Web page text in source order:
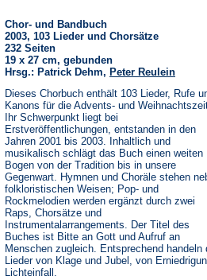
Chor- und Bandbuch
2003, 103 Lieder und Chorsätze
232 Seiten
19 x 27 cm, gebunden
Hrsg.: Patrick Dehm, Peter Reulein
Dieses Chorbuch enthält 103 Lieder, Rufe
Kanons für die Advents- und
Ihr Schwerpunkt liegt bei
Erstveröffentlichungen, entstanden in den
Jahren 2001 bis 2003. Inhaltlich und
musikalisch schlägt das Buch einen weiten
Bogen von der Tradition bis in unsere
Gegenwart. Hymnen und Choräle stehen
folkloristischen Weisen; Pop- und
Rockmelodien werden ergänzt durch zwei
Raps, Chorsätze und
Instrumentalarrangements. Der Titel des
Buches ist Bitte an Gott und Aufruf an
Menschen zugleich. Entsprechend handeln
Lieder von Klage und Jubel, von
Lichteinfall.